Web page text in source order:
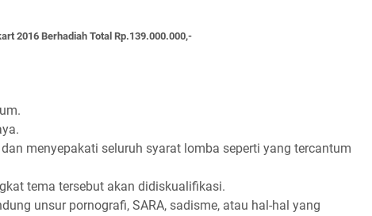
2016 Berhadiah Total Rp.139.000.000,-
menyepakati seluruh syarat lomba seperti yang tercantum
tema tersebut akan didiskualifikasi.
unsur pornografi, SARA, sadisme, atau hal-hal yang